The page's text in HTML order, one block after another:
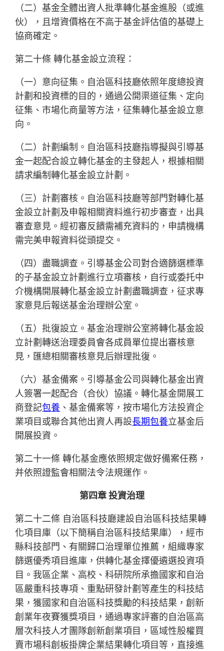
（二）基金全體出資人批準轉化基金進股（或進
伙），且增資價格在不高于基金評估值的基礎上
協商確定。
第二十條 轉化基金設立流程：
（一）意向征集。自治區科技廳依照年度總投資
計劃和投資標的目的，通過公開渠道征集、定向
征集、市場化商量等方法，征集轉化基金設立意
向。
（二）計劃編制。自治區科技廳指導擬與引導基
金一起配合設立轉化基金的主發起人，根據相關
請求編制轉化基金設立計劃。
（三）計劃審核。自治區科技廳等部門對轉化基
金設立計劃及申報相關資料進行初步審查，出具
審查意見。經初審反饋需補充資料的，申請機構
需完美申報資料從頭提交。
（四）盡職調查。引導基金公司對合適篩選標準
的子基金設立計劃進行立項審核，自行或委托中
介機構開展轉化基金設立計劃盡職調查，征求專
家意見后報送基金治理辦公室。
（五）批復設立。基金治理辦公室將轉化基金設
立計劃轉送治理委員會各成員單位提出審核意
見，匯總相關審核意見后辦理批復。
（六）基金備案。引導基金公司與轉化基金出資
人簽署一起配合（合伙）協議。轉化基金開展工
商登記包養 、基金備案等，按市場化方法投資企
業項目或聯合其他出資人再設長期包養立基金后
開展投資。
第二十一條 轉化基金應依照規定做好備案任務，
并依照證監會相關法令法規運作。
第四章 投資治理
第二十二條 自治區科技廳建設自治區科技結果轉
化項目庫（以下簡稱自治區科技結果庫），經市
縣科技部門、有關歸口治理單位推薦，組織專家
篩選優秀項目進庫，供轉化基金擇優遴選投資項
目。我區企業、高校、科研院所承擔國家和自治
區嚴重科技專項、重點研發計劃等產生的科技結
果，獲國家和自治區科技獎勵的科技結果，創新
創業年夜賽獲獎項目，通過專家評審的自治區高
層次科技人才團隊創新創業項目，區域性股權買
賣市場科創板掛牌企業結果轉化項目等，直接進